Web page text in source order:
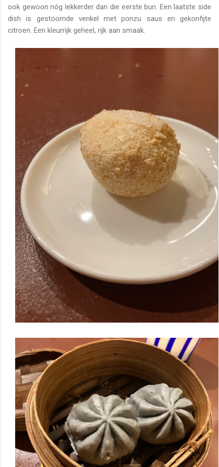
ook gewoon nóg lekkerder dan die eerste bun. Een laatste side
dish is gestoomde venkel met ponzu saus en gekonfijte
citroen. Een kleurrijk geheel, rijk aan smaak.